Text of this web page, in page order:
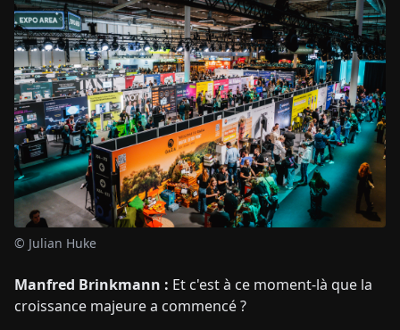
© Julian Huke
Manfred Brinkmann : Et c'est à ce moment-là que la
croissance majeure a commencé ?